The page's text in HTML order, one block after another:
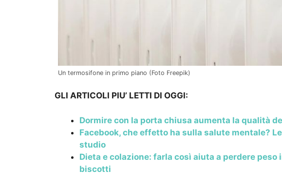
Un termosifone in primo piano (Foto Freepik)
GLI ARTICOLI PIU’ LETTI DI OGGI:
Dormire con la porta chiusa aumenta la qualità
Facebook, che effetto ha sulla salute mentale?
studio
Dieta e colazione: farla così aiuta a perdere
biscotti